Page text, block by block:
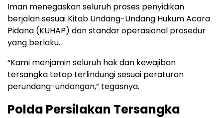
Iman menegaskan seluruh proses penyidikan
berjalan sesuai Kitab Undang-Undang Hukum Acara
Pidana (KUHAP) dan standar operasional prosedur
yang berlaku.
“Kami menjamin seluruh hak dan kewajiban
tersangka tetap terlindungi sesuai peraturan
perundang-undangan,” tegasnya.
Polda Persilakan Tersangka